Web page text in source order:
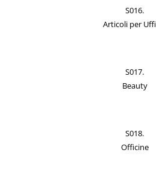
S016.
Articoli per
S017.
Beauty
S018.
Officine